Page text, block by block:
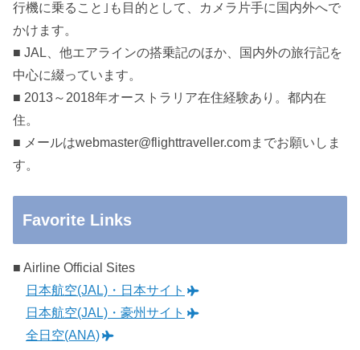
行機に乗ること｣も目的として、カメラ片手に国内外へで
かけます。
■ JAL、他エアラインの搭乗記のほか、国内外の旅行記を
中心に綴っています。
■ 2013～2018年オーストラリア在住経験あり。都内在
住。
■ メールはwebmaster@flighttraveller.comまでお願いしま
す。
Favorite Links
■ Airline Official Sites
日本航空(JAL)・日本サイト
日本航空(JAL)・豪州サイト
全日空(ANA)